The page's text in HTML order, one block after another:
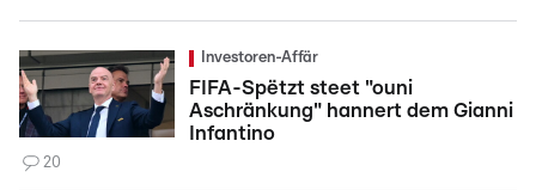
Investoren-Affär
FIFA-Spëtzt steet "ouni
Aschränkung" hannert dem Gianni
Infantino
20